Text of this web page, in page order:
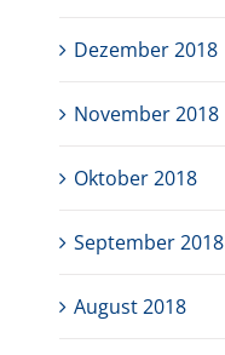
Dezember 2018
November 2018
Oktober 2018
September 2018
August 2018